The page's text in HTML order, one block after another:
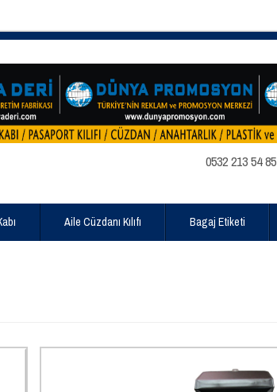
0532 213 54 85
Aile Cüzdanı Kılıfı Bagaj Etiketi